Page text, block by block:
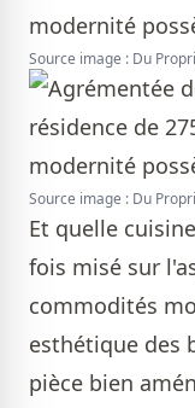
Source image : Du
Source image : Du
Et quelle
fois misé sur
commodités
esthétique des
pièce bien